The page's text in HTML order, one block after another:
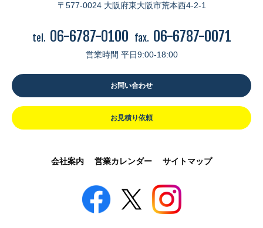
〒577-0024 大阪府東大阪市荒本西4-2-1
tel. 06-6787-0100 fax. 06-6787-0071
営業時間 平日9:00-18:00
お問い合わせ
お見積り依頼
会社案内 営業カレンダー サイトマップ